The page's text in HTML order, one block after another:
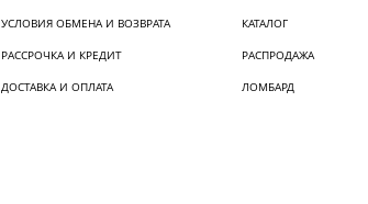
УСЛОВИЯ ОБМЕНА И ВОЗВРАТА
РАССРОЧКА И КРЕДИТ
ДОСТАВКА И ОПЛАТА
КАТАЛОГ
РАСПРОДАЖА
ЛОМБАРД